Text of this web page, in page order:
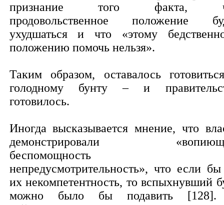
признание того факта,
продовольственное положение
ухудшаться и что «этому
положению помочь нельзя».
Таким образом, оставалось
голодному бунту – и
готовилось.
Иногда высказывается мнение, что
демонстрировали
беспомощность
непредусмотрительность», что если
их некомпетентность, то вспыхнувший
можно было бы подавить